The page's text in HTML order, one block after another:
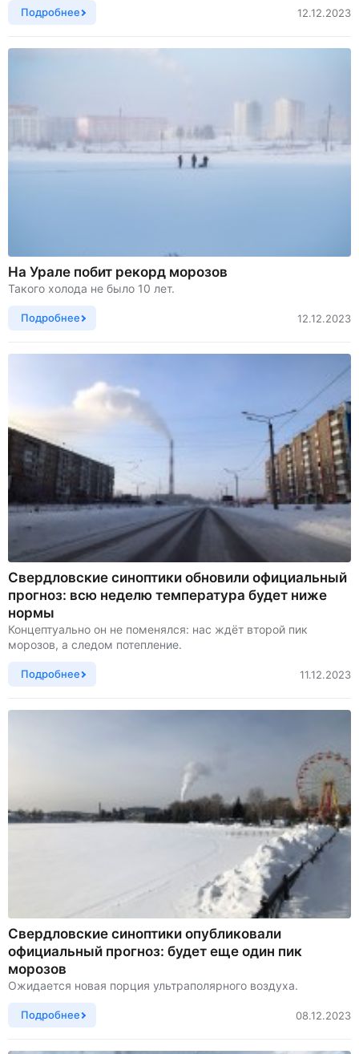
Подробнее 12.12.2023
На Урале побит рекорд морозов
Такого холода не было 10 лет.
Подробнее 12.12.2023
Свердловские синоптики обновили официальный
прогноз: всю неделю температура будет ниже
нормы
Концептуально он не поменялся: нас ждёт второй пик
морозов, а следом потепление.
Подробнее 11.12.2023
Свердловские синоптики опубликовали
официальный прогноз: будет еще один пик
морозов
Ожидается новая порция ультраполярного воздуха.
Подробнее 08.12.2023